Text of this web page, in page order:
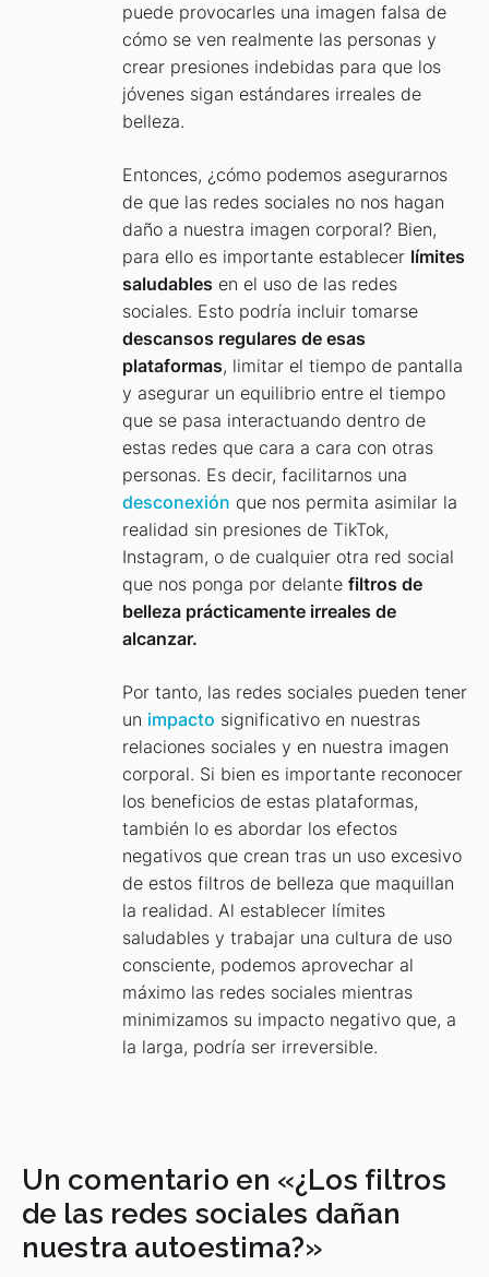
puede provocarles una imagen falsa de
cómo se ven realmente las personas y
crear presiones indebidas para que los
jóvenes sigan estándares irreales de
belleza.
Entonces, ¿cómo podemos asegurarnos
de que las redes sociales no nos hagan
daño a nuestra imagen corporal? Bien,
para ello es importante establecer límites
saludables en el uso de las redes
sociales. Esto podría incluir tomarse
descansos regulares de esas
plataformas, limitar el tiempo de pantalla
y asegurar un equilibrio entre el tiempo
que se pasa interactuando dentro de
estas redes que cara a cara con otras
personas. Es decir, facilitarnos una
desconexión que nos permita asimilar la
realidad sin presiones de TikTok,
Instagram, o de cualquier otra red social
que nos ponga por delante filtros de
belleza prácticamente irreales de
alcanzar.
Por tanto, las redes sociales pueden tener
un impacto significativo en nuestras
relaciones sociales y en nuestra imagen
corporal. Si bien es importante reconocer
los beneficios de estas plataformas,
también lo es abordar los efectos
negativos que crean tras un uso excesivo
de estos filtros de belleza que maquillan
la realidad. Al establecer límites
saludables y trabajar una cultura de uso
consciente, podemos aprovechar al
máximo las redes sociales mientras
minimizamos su impacto negativo que, a
la larga, podría ser irreversible.
Un comentario en «¿Los filtros
de las redes sociales dañan
nuestra autoestima?»